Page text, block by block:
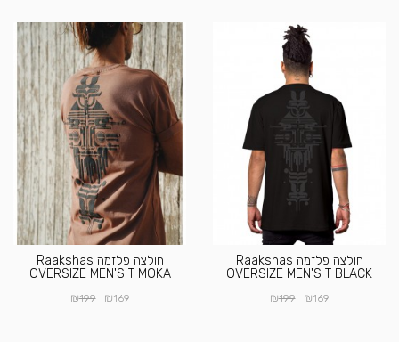
חולצה פלזמה Raakshas
OVERSIZE MEN'S T BLACK
₪169
₪199
חולצה פלזמה Raakshas
OVERSIZE MEN'S T MOKA
₪169
₪199